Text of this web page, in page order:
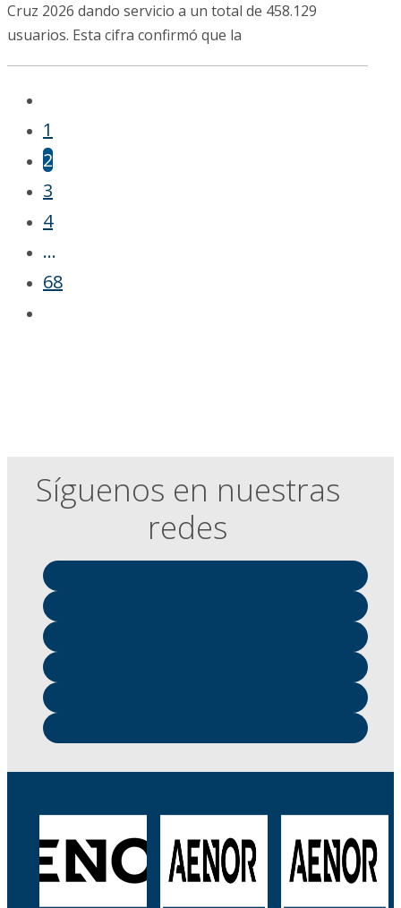
Cruz 2026 dando servicio a un total de 458.129
usuarios. Esta cifra confirmó que la
1
2
3
4
…
68
Síguenos en nuestras
redes